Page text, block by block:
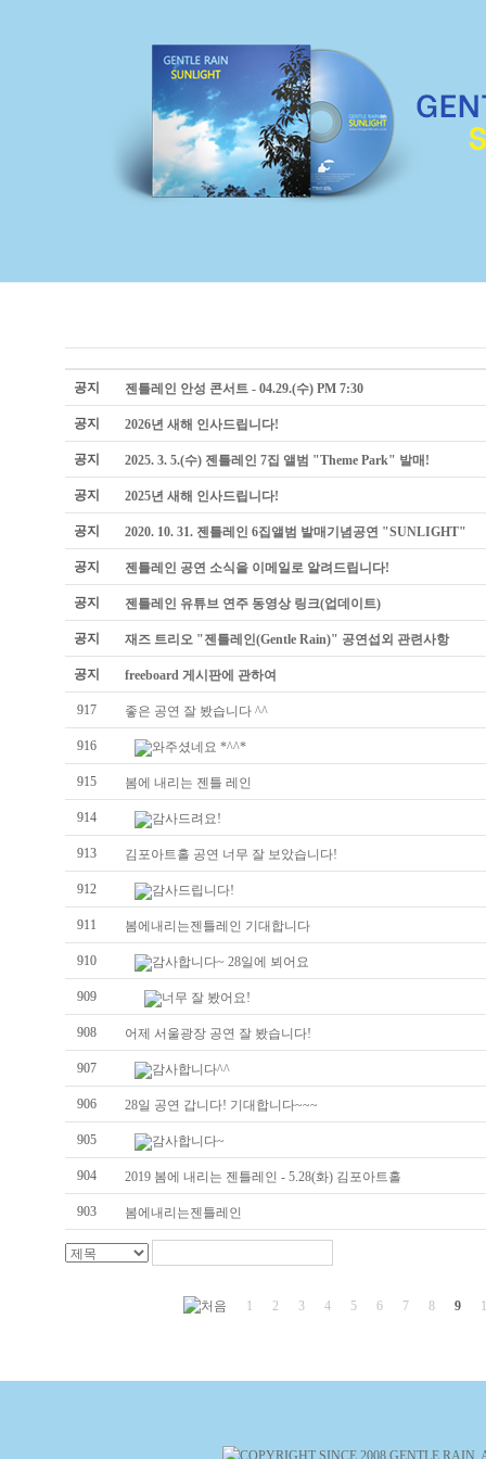
공지 젠틀레인 안성 콘서트 - 04.29.(수) PM 7:30
공지 2026년 새해 인사드립니다!
공지 2025. 3. 5.(수) 젠틀레인 7집 앨범 "Theme Park" 발매!
공지 2025년 새해 인사드립니다!
공지 2020. 10. 31. 젠틀레인 6집앨범 발매기념공연 "SUNLIGHT"
공지 젠틀레인 공연 소식을 이메일로 알려드립니다!
공지 젠틀레인 유튜브 연주 동영상 링크(업데이트)
공지 재즈 트리오 "젠틀레인(Gentle Rain)" 공연섭외 관련사항
공지 freeboard 게시판에 관하여
917 좋은 공연 잘 봤습니다 ^^
916 와주셨네요 *^^*
915 봄에 내리는 젠틀 레인
914 감사드려요!
913 김포아트홀 공연 너무 잘 보았습니다!
912 감사드립니다!
911 봄에내리는젠틀레인 기대합니다
910 감사합니다~ 28일에 뵈어요
909 너무 잘 봤어요!
908 어제 서울광장 공연 잘 봤습니다!
907 감사합니다^^
906 28일 공연 갑니다! 기대합니다~~~
905 감사합니다~
904 2019 봄에 내리는 젠틀레인 - 5.28(화) 김포아트홀
903 봄에내리는젠틀레인
1 2 3 4 5 6 7 8 9